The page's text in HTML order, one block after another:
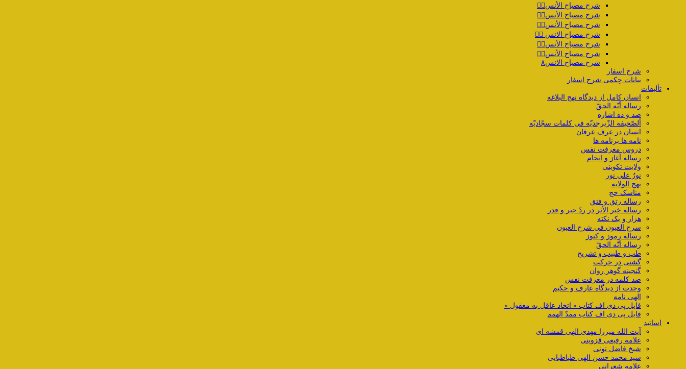
شرح مصباح الأنس۲️⃣
شرح مصباح الأنس۳️⃣
شرح مصباح الأنس۴️⃣
شرح مصباح الانس ۵️⃣
شرح مصباح الأنس۶️⃣
شرح مصباح الأنس۷️⃣
شرح مصباح الانس۸
شرح اسفار
بیانات حِکمی شرح اسفار
تألیفات
انسان کامل از دیدگاه نهج البلاغه
رساله أنّه الحقّ
صد و ده اشاره
ألصّحیفه الزّبرجدیّه فی کلمات سجّادیّه
انسان در عرف عرفان
نامه ها برنامه ها
دروس معرفت نفس
رساله آغاز و انجام
ولایت تکوینی
نورٌ علی نور
نهج الولایه
مناسک حج
رساله رتق و فتق
رساله خیر الأثر در ردّ جبر و قدر
هزار و یک نکته
سرح العیون فی شرح العیون
رساله رموز و کنوز
رساله أنّه الحقّ
طب و طبیب و تشریح
گشتی در حرکت
گنجینه گوهر روان
صد کلمه در معرفت نفس
وحدت از دیدگاه عارف و حکیم
الهی نامه
فایل پی دی اف کتاب « اتحاد عاقل به معقول »
فایل پی دی اف کتاب ممدّ الهمم
اساتید
آیت الله میرزا مهدی الهی قمشه ای
علامه رفیعی قزوینی
شیخ فاضل تونی
سید محمد حسن الهی طباطبایی
علامه شعرانی